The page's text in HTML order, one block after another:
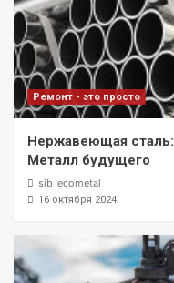
Ремонт - это просто
Нержавеющая сталь:
Металл будущего
sib_ecometal
16 октября 2024